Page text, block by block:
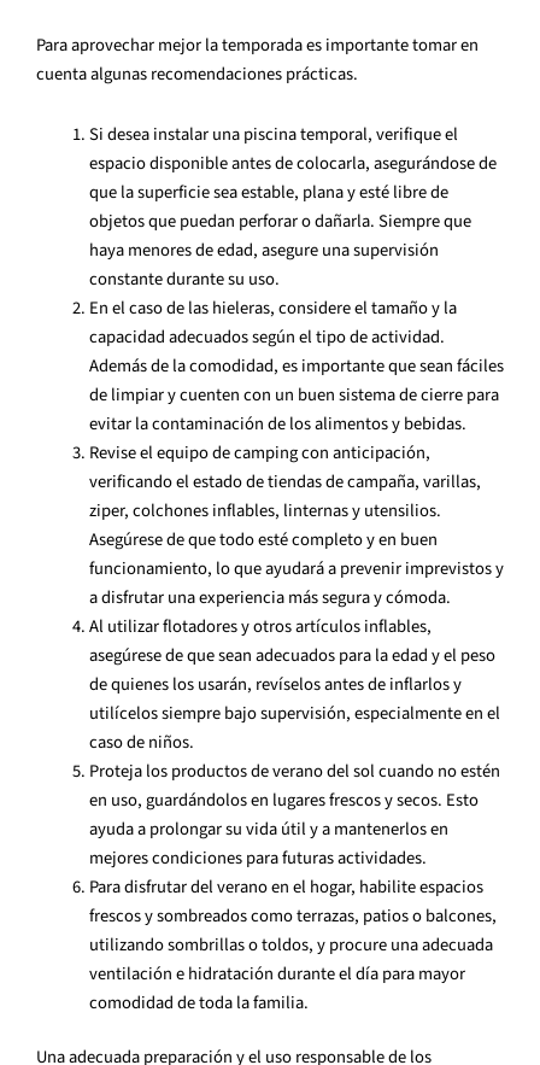
Para aprovechar mejor la temporada es importante tomar en
cuenta algunas recomendaciones prácticas.
Si desea instalar una piscina temporal, verifique el
espacio disponible antes de colocarla, asegurándose de
que la superficie sea estable, plana y esté libre de
objetos que puedan perforar o dañarla. Siempre que
haya menores de edad, asegure una supervisión
constante durante su uso.
En el caso de las hieleras, considere el tamaño y la
capacidad adecuados según el tipo de actividad.
Además de la comodidad, es importante que sean fáciles
de limpiar y cuenten con un buen sistema de cierre para
evitar la contaminación de los alimentos y bebidas.
Revise el equipo de camping con anticipación,
verificando el estado de tiendas de campaña, varillas,
ziper, colchones inflables, linternas y utensilios.
Asegúrese de que todo esté completo y en buen
funcionamiento, lo que ayudará a prevenir imprevistos y
a disfrutar una experiencia más segura y cómoda.
Al utilizar flotadores y otros artículos inflables,
asegúrese de que sean adecuados para la edad y el peso
de quienes los usarán, revíselos antes de inflarlos y
utilícelos siempre bajo supervisión, especialmente en el
caso de niños.
Proteja los productos de verano del sol cuando no estén
en uso, guardándolos en lugares frescos y secos. Esto
ayuda a prolongar su vida útil y a mantenerlos en
mejores condiciones para futuras actividades.
Para disfrutar del verano en el hogar, habilite espacios
frescos y sombreados como terrazas, patios o balcones,
utilizando sombrillas o toldos, y procure una adecuada
ventilación e hidratación durante el día para mayor
comodidad de toda la familia.
Una adecuada preparación y el uso responsable de los